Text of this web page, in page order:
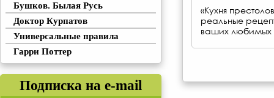
Бушков. Былая Русь
Доктор Курпатов
Универсальные правила
Гарри Поттер
Подписка на e-mail
«Кухня
реальные
ваших любимых